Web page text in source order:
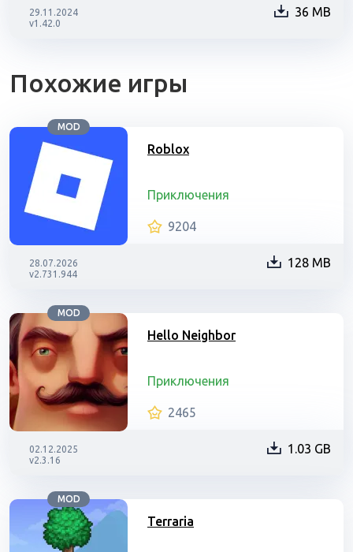
29.11.2024
v1.42.0
36 MB
Похожие игры
MOD
Roblox
Приключения
9204
28.07.2026
v2.731.944
128 MB
MOD
Hello Neighbor
Приключения
2465
02.12.2025
v2.3.16
1.03 GB
MOD
Terraria